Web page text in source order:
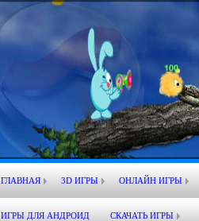
ГЛАВНАЯ 3D ИГРЫ ОНЛАЙН ИГРЫ
ИГРЫ ДЛЯ АНДРОИД СКАЧАТЬ ИГРЫ